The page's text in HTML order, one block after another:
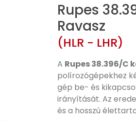
Rupes
Ravasz
(HLR - LHR)
A Rupes 38.396/C
polírozógépekhez
gép be- és
irányítását. Az
és a hosszú